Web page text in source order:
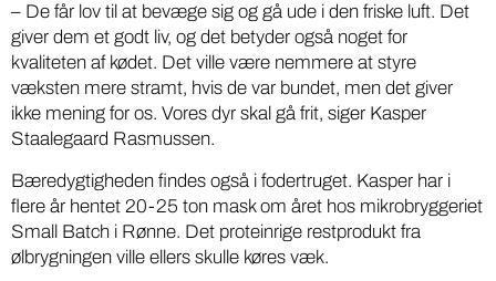
– De får lov til at bevæge sig og gå ude i den friske luft. Det
giver dem et godt liv, og det betyder også noget for
kvaliteten af kødet. Det ville være nemmere at styre
væksten mere stramt, hvis de var bundet, men det giver
ikke mening for os. Vores dyr skal gå frit, siger Kasper
Staalegaard Rasmussen.
Bæredygtigheden findes også i fodertruget. Kasper har i
flere år hentet 20-25 ton mask om året hos mikrobryggeriet
Small Batch i Rønne. Det proteinrige restprodukt fra
ølbrygningen ville ellers skulle køres væk.